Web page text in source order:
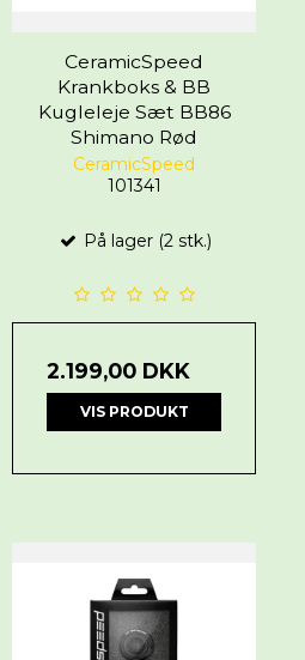
CeramicSpeed
Krankboks & BB
Kugleleje Sæt BB86
Shimano Rød
CeramicSpeed
101341
På lager (2 stk.)
2.199,00 DKK
VIS PRODUKT